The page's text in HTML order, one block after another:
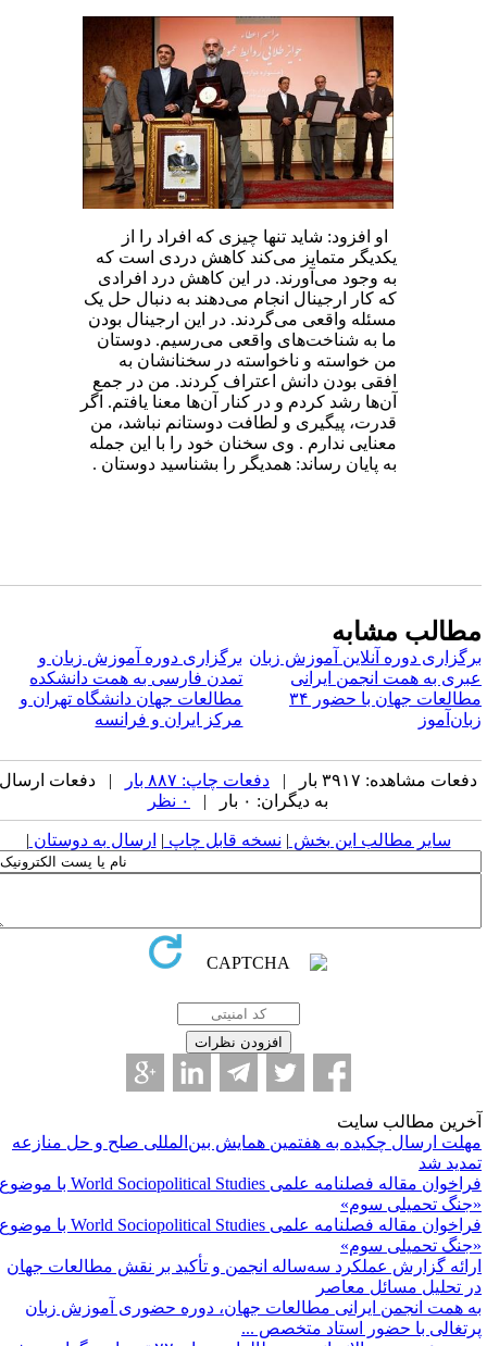
او افزود: شاید تنها چیزی که افراد را از
یکدیگر متمایز می‌کند کاهش دردی است که
به وجود می‌آورند. در این کاهش درد افرادی
که کار ارجینال انجام می‌دهند به دنبال حل یک
مسئله واقعی می‌گردند. در این ارجینال بودن
ما به شناخت‌های واقعی می‌رسیم. دوستان
من خواسته و ناخواسته در سخنانشان به
افقی بودن دانش اعتراف کردند. من در جمع
آن‌ها رشد کردم و در کنار آن‌ها معنا یافتم. اگر
قدرت، پیگیری و لطافت دوستانم نباشد، من
معنایی ندارم . وی سخنان خود را با این جمله
به پایان رساند: همدیگر را بشناسید دوستان .
مشابه
دوره آنلاین آموزش زبان
به همت انجمن ایرانی
مطالعات جهان با حضور ۳۴
برگزاری دوره آموزش زبان و
تمدن فارسی به همت دانشکده
مطالعات جهان دانشگاه تهران و
مرکز ایران و فرانسه
دفعات مشاهده: ۳۹۱۷ بار | دفعات چاپ: ۸۸۷ بار
| دفعات ارسال
به دیگران: ۰ بار |
سایر مطالب این بخش | نسخه قابل چاپ| ارسال به دوستان|
مطالب سایت
ارسال چکیده به هفتمین همایش بین‌المللی صلح و حل منازعه
شد
فراخوان مقاله فصلنامه علمی World Sociopolitical Studies با موضوع
تحمیلی سوم»
فراخوان مقاله فصلنامه علمی World Sociopolitical Studies با موضوع
تحمیلی سوم»
گزارش عملکرد سه‌ساله انجمن و تأکید بر نقش مطالعات جهان
تحلیل مسائل معاصر
همت انجمن ایرانی مطالعات جهان، دوره حضوری آموزش زبان
با حضور استاد متخصص ...